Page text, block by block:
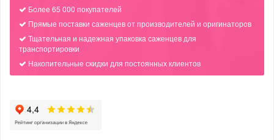
Более 65 000 покупателей
Прямые поставки саженцев от производителей и оригинаторов
Тщательная и надежная упаковка саженцев для
транспортировки
Накопительные скидки для постоянных клиентов